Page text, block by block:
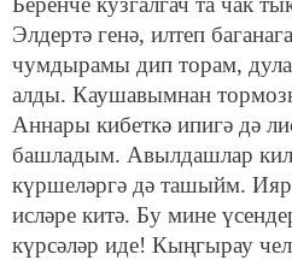
Элдертә генә, илтеп
чумдырамы дип торам,
алды. Каушавымнан
Аннары кибеткә ипигә дә
башладым. Авылдашлар
күршеләргә дә ташыйм.
исләре китә. Бу мине
күрсәләр иде! Кыңгырау